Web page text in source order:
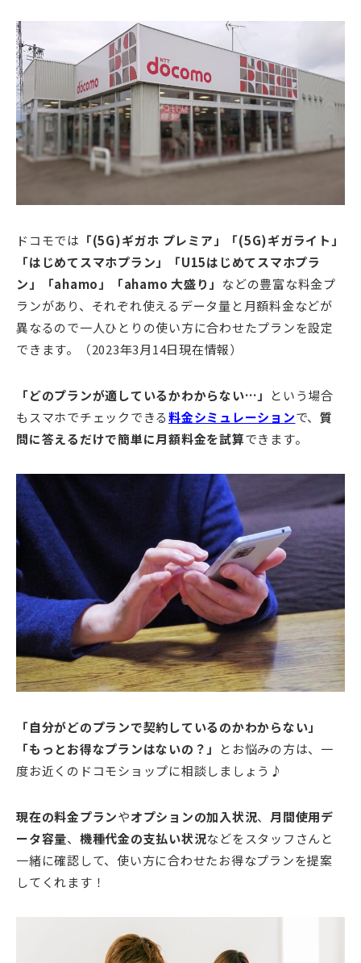
ドコモでは 「(5G)ギガホ プレミア」「(5G)ギガライト」
「はじめてスマホプラン」「U15はじめてスマホプラ
ン」「ahamo」「ahamo 大盛り」 などの豊富な料金プ
ランがあり、それぞれ使えるデータ量と月額料金などが
異なるので一人ひとりの使い方に合わせたプランを設定
できます。（2023年3月14日現在情報）
「どのプランが適しているかわからない…」
という場合
もスマホでチェックできる料金シミュレーションで、 質
問に答えるだけで簡単に月額料金を試算できます。
「自分がどのプランで契約しているのかわからない」
「もっとお得なプランはないの？」
とお悩みの方は、一
度お近くのドコモショップに相談しましょう♪
現在の料金プランやオプションの加入状況、 月間使用デ
ータ容量、 機種代金の支払い状況などをスタッフさんと
一緒に確認して、使い方に合わせたお得なプランを提案
してくれます！